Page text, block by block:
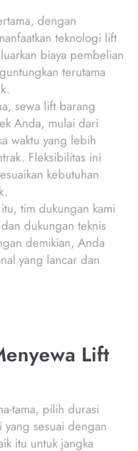
dengan
teknologi lift
biaya pembelian
terutama
sewa lift barang
Anda, mulai dari
waktu yang lebih
Fleksibilitas ini
kebutuhan
tim dukungan kami
dukungan teknis
demikian, Anda
yang lancar dan
Lift
tama, pilih durasi
sesuai dengan
itu untuk jangka